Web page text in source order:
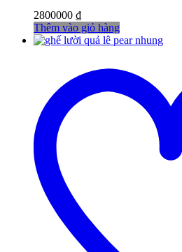
2800000 ₫
Thêm vào giỏ hàng